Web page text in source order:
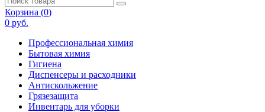
Корзина (0)
0 руб.
Профессиональная химия
Бытовая химия
Гигиена
Диспенсеры и расходники
Антискольжение
Грязезащита
Инвентарь для уборки